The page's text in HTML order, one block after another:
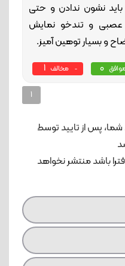
نشون ندادن و حتی
و تندخو نمایش
و بسیار توهین آمیز.
0 مخالف 1
1
پس از تایید توسط
باشد منتشر نخواهد